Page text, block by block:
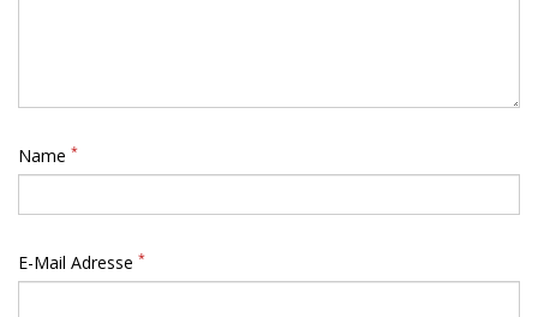
Name *
E-Mail Adresse *